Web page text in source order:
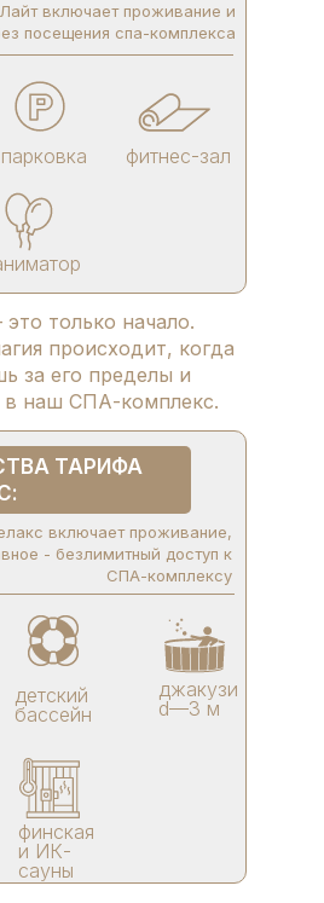
фитнес-зал
парковка
включает проживание и
посещения спа-комплекса
джакузи
d—3 м
детский
бассейн
ТАРИФА
финская
и ИК-
сауны
включает проживание,
- безлимитный доступ к
СПА-комплексу
только начало.
происходит, когда
за его пределы и
в наш СПА-комплекс.